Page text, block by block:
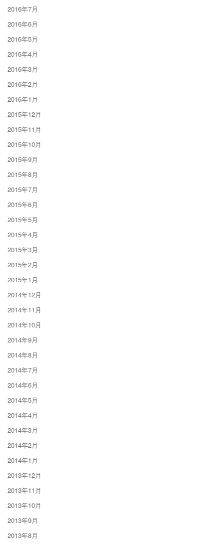
2016年7月
2016年6月
2016年5月
2016年4月
2016年3月
2016年2月
2016年1月
2015年12月
2015年11月
2015年10月
2015年9月
2015年8月
2015年7月
2015年6月
2015年5月
2015年4月
2015年3月
2015年2月
2015年1月
2014年12月
2014年11月
2014年10月
2014年9月
2014年8月
2014年7月
2014年6月
2014年5月
2014年4月
2014年3月
2014年2月
2014年1月
2013年12月
2013年11月
2013年10月
2013年9月
2013年8月